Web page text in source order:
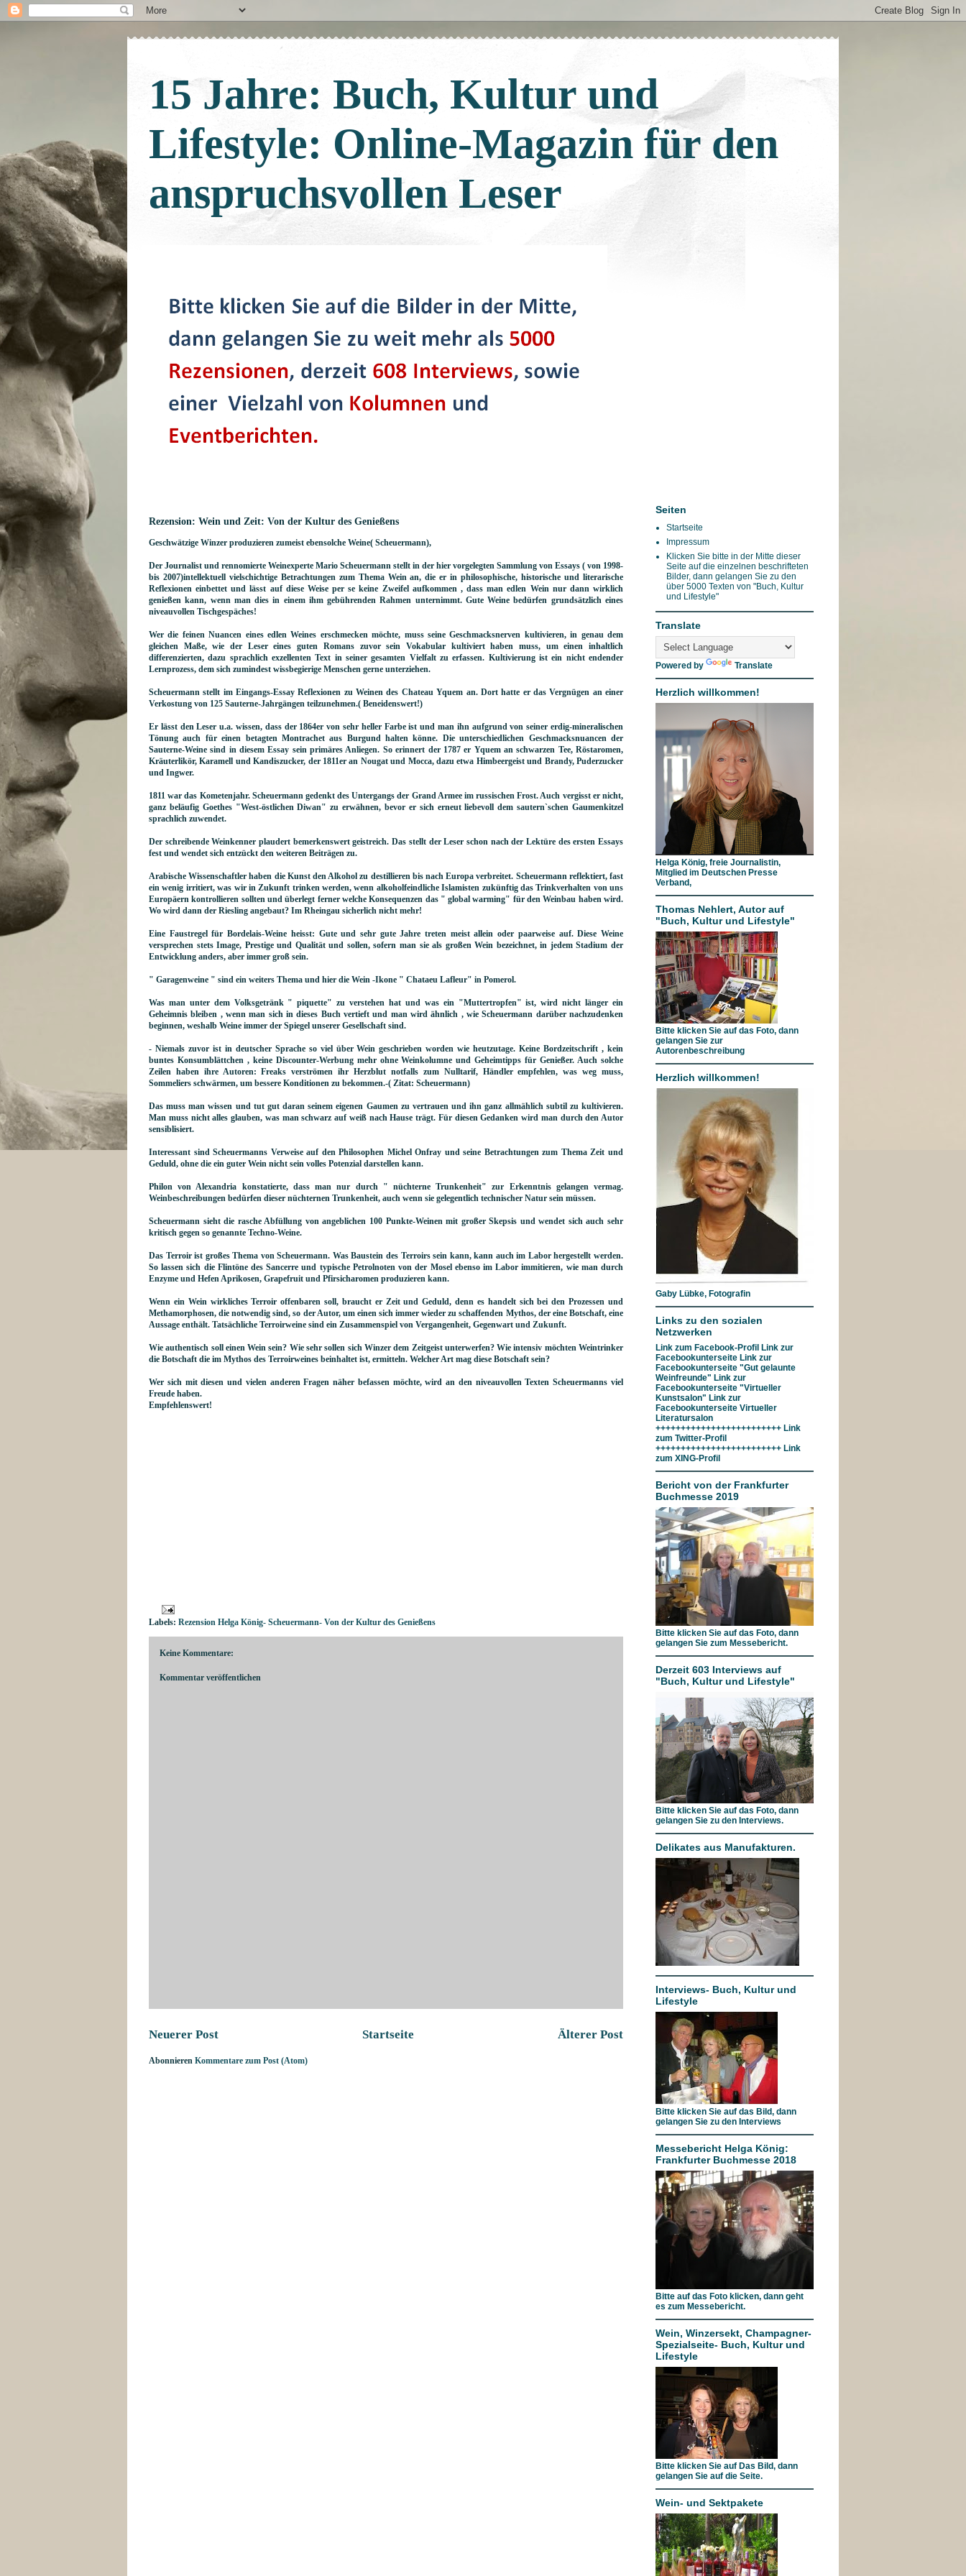
15 Jahre: Buch, Kultur und
Lifestyle: Online-Magazin für den
anspruchsvollen Leser
Rezension: Wein und Zeit: Von der Kultur des Genießens
Geschwätzige Winzer produzieren zumeist ebensolche Weine( Scheuermann),
Der Journalist und rennomierte Weinexperte Mario Scheuermann stellt in der hier vorgelegten Sammlung von Essays ( von 1998-
bis 2007)intellektuell vielschichtige Betrachtungen zum Thema Wein an, die er in philosophische, historische und literarische
Reflexionen einbettet und lässt auf diese Weise per se keine Zweifel aufkommen , dass man edlen Wein nur dann wirklich
genießen kann, wenn man dies in einem ihm gebührenden Rahmen unternimmt. Gute Weine bedürfen grundsätzlich eines
niveauvollen Tischgespäches!
Wer die feinen Nuancen eines edlen Weines erschmecken möchte, muss seine Geschmacksnerven kultivieren, in genau dem
gleichen Maße, wie der Leser eines guten Romans zuvor sein Vokabular kultiviert haben muss, um einen inhaltlich
differenzierten, dazu sprachlich exzellenten Text in seiner gesamten Vielfalt zu erfassen. Kultivierung ist ein nicht endender
Lernprozess, dem sich zumindest wissbegierige Menschen gerne unterziehen.
Scheuermann stellt im Eingangs-Essay Reflexionen zu Weinen des Chateau Yquem an. Dort hatte er das Vergnügen an einer
Verkostung von 125 Sauterne-Jahrgängen teilzunehmen.( Beneidenswert!)
Er lässt den Leser u.a. wissen, dass der 1864er von sehr heller Farbe ist und man ihn aufgrund von seiner erdig-mineralischen
Tönung auch für einen betagten Montrachet aus Burgund halten könne. Die unterschiedlichen Geschmacksnuancen der
Sauterne-Weine sind in diesem Essay sein primäres Anliegen. So erinnert der 1787 er Yquem an schwarzen Tee, Röstaromen,
Kräuterlikör, Karamell und Kandiszucker, der 1811er an Nougat und Mocca, dazu etwa Himbeergeist und Brandy, Puderzucker
und Ingwer.
1811 war das Kometenjahr. Scheuermann gedenkt des Untergangs der Grand Armee im russischen Frost. Auch vergisst er nicht,
ganz beläufig Goethes "West-östlichen Diwan" zu erwähnen, bevor er sich erneut liebevoll dem sautern`schen Gaumenkitzel
sprachlich zuwendet.
Der schreibende Weinkenner plaudert bemerkenswert geistreich. Das stellt der Leser schon nach der Lektüre des ersten Essays
fest und wendet sich entzückt den weiteren Beiträgen zu.
Arabische Wissenschaftler haben die Kunst den Alkohol zu destillieren bis nach Europa verbreitet. Scheuermann reflektiert, fast
ein wenig irritiert, was wir in Zukunft trinken werden, wenn alkoholfeindliche Islamisten zukünftig das Trinkverhalten von uns
Europäern kontrollieren sollten und überlegt ferner welche Konsequenzen das " global warming" für den Weinbau haben wird.
Wo wird dann der Riesling angebaut? Im Rheingau sicherlich nicht mehr!
Eine Faustregel für Bordelais-Weine heisst: Gute und sehr gute Jahre treten meist allein oder paarweise auf. Diese Weine
versprechen stets Image, Prestige und Qualität und sollen, sofern man sie als großen Wein bezeichnet, in jedem Stadium der
Entwicklung anders, aber immer groß sein.
" Garagenweine " sind ein weiters Thema und hier die Wein -Ikone " Chataeu Lafleur" in Pomerol.
Was man unter dem Volksgetränk " piquette" zu verstehen hat und was ein "Muttertropfen" ist, wird nicht länger ein
Geheimnis bleiben , wenn man sich in dieses Buch vertieft und man wird ähnlich , wie Scheuermann darüber nachzudenken
beginnen, weshalb Weine immer der Spiegel unserer Gesellschaft sind.
- Niemals zuvor ist in deutscher Sprache so viel über Wein geschrieben worden wie heutzutage. Keine Bordzeitschrift , kein
buntes Konsumblättchen , keine Discounter-Werbung mehr ohne Weinkolumne und Geheimtipps für Genießer. Auch solche
Zeilen haben ihre Autoren: Freaks verströmen ihr Herzblut notfalls zum Nulltarif, Händler empfehlen, was weg muss,
Sommeliers schwärmen, um bessere Konditionen zu bekommen.-( Zitat: Scheuermann)
Das muss man wissen und tut gut daran seinem eigenen Gaumen zu vertrauen und ihn ganz allmählich subtil zu kultivieren.
Man muss nicht alles glauben, was man schwarz auf weiß nach Hause trägt. Für diesen Gedanken wird man durch den Autor
sensiblisiert.
Interessant sind Scheuermanns Verweise auf den Philosophen Michel Onfray und seine Betrachtungen zum Thema Zeit und
Geduld, ohne die ein guter Wein nicht sein volles Potenzial darstellen kann.
Philon von Alexandria konstatierte, dass man nur durch " nüchterne Trunkenheit" zur Erkenntnis gelangen vermag.
Weinbeschreibungen bedürfen dieser nüchternen Trunkenheit, auch wenn sie gelegentlich technischer Natur sein müssen.
Scheuermann sieht die rasche Abfüllung von angeblichen 100 Punkte-Weinen mit großer Skepsis und wendet sich auch sehr
kritisch gegen so genannte Techno-Weine.
Das Terroir ist großes Thema von Scheuermann. Was Baustein des Terroirs sein kann, kann auch im Labor hergestellt werden.
So lassen sich die Flintöne des Sancerre und typische Petrolnoten von der Mosel ebenso im Labor immitieren, wie man durch
Enzyme und Hefen Aprikosen, Grapefruit und Pfirsicharomen produzieren kann.
Wenn ein Wein wirkliches Terroir offenbaren soll, braucht er Zeit und Geduld, denn es handelt sich bei den Prozessen und
Methamorphosen, die notwendig sind, so der Autor, um einen sich immer wieder zu schaffenden Mythos, der eine Botschaft, eine
Aussage enthält. Tatsächliche Terroirweine sind ein Zusammenspiel von Vergangenheit, Gegenwart und Zukunft.
Wie authentisch soll einen Wein sein? Wie sehr sollen sich Winzer dem Zeitgeist unterwerfen? Wie intensiv möchten Weintrinker
die Botschaft die im Mythos des Terroirweines beinhaltet ist, ermitteln. Welcher Art mag diese Botschaft sein?
Wer sich mit diesen und vielen anderen Fragen näher befassen möchte, wird an den niveauvollen Texten Scheuermanns viel
Freude haben.
Empfehlenswert!
Labels: Rezension Helga König- Scheuermann- Von der Kultur des Genießens
Keine Kommentare:
Kommentar veröffentlichen
Neuerer Post Älterer Post
Startseite
Abonnieren Kommentare zum Post (Atom)
Seiten
Startseite
Impressum
Klicken Sie bitte in der Mitte dieser
Seite auf die einzelnen beschrifteten
Bilder, dann gelangen Sie zu den
über 5000 Texten von "Buch, Kultur
und Lifestyle"
Translate
Powered by Translate
Herzlich willkommen!
Helga König, freie Journalistin,
Mitglied im Deutschen Presse
Verband,
Thomas Nehlert, Autor auf
"Buch, Kultur und Lifestyle"
Bitte klicken Sie auf das Foto, dann
gelangen Sie zur
Autorenbeschreibung
Herzlich willkommen!
Gaby Lübke, Fotografin
Links zu den sozialen
Netzwerken
Link zum Facebook-Profil Link zur
Facebookunterseite Link zur
Facebookunterseite "Gut gelaunte
Weinfreunde" Link zur
Facebookunterseite "Virtueller
Kunstsalon" Link zur
Facebookunterseite Virtueller
Literatursalon
+++++++++++++++++++++++++ Link
zum Twitter-Profil
+++++++++++++++++++++++++ Link
zum XING-Profil
Bericht von der Frankfurter
Buchmesse 2019
Bitte klicken Sie auf das Foto, dann
gelangen Sie zum Messebericht.
Derzeit 603 Interviews auf
"Buch, Kultur und Lifestyle"
Bitte klicken Sie auf das Foto, dann
gelangen Sie zu den Interviews.
Delikates aus Manufakturen.
Interviews- Buch, Kultur und
Lifestyle
Bitte klicken Sie auf das Bild, dann
gelangen Sie zu den Interviews
Messebericht Helga König:
Frankfurter Buchmesse 2018
Bitte auf das Foto klicken, dann geht
es zum Messebericht.
Wein, Winzersekt, Champagner-
Spezialseite- Buch, Kultur und
Lifestyle
Bitte klicken Sie auf Das Bild, dann
gelangen Sie auf die Seite.
Wein- und Sektpakete